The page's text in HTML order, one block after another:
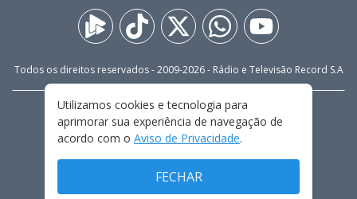
Todos os direitos reservados - 2009-2026- Rádio e Televisão Record S.A
FALE CONOSCO
PRIVACIDADE
TERMOS E CONDIÇÕES DE USO
Utilizamos cookies e tecnologia para
aprimorar sua experiência de navegação de
acordo com o Aviso de Privacidade.
FECHAR